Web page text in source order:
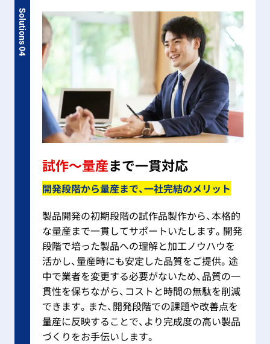
Solutions 04
試作～量産まで一貫対応
開発段階から量産まで、一社完結のメリット
製品開発の初期段階の試作品製作から、本格的
な量産まで一貫してサポートいたします。開発
段階で培った製品への理解と加工ノウハウを
活かし、量産時にも安定した品質をご提供。途
中で業者を変更する必要がないため、品質の一
貫性を保ちながら、コストと時間の無駄を削減
できます。また、開発段階での課題や改善点を
量産に反映することで、より完成度の高い製品
づくりをお手伝いします。